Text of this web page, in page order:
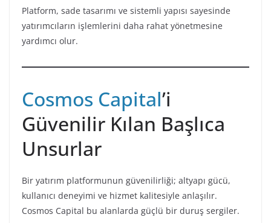
Platform, sade tasarımı ve sistemli yapısı sayesinde
yatırımcıların işlemlerini daha rahat yönetmesine
yardımcı olur.
Cosmos Capital’i
Güvenilir Kılan Başlıca
Unsurlar
Bir yatırım platformunun güvenilirliği; altyapı gücü,
kullanıcı deneyimi ve hizmet kalitesiyle anlaşılır.
Cosmos Capital bu alanlarda güçlü bir duruş sergiler.